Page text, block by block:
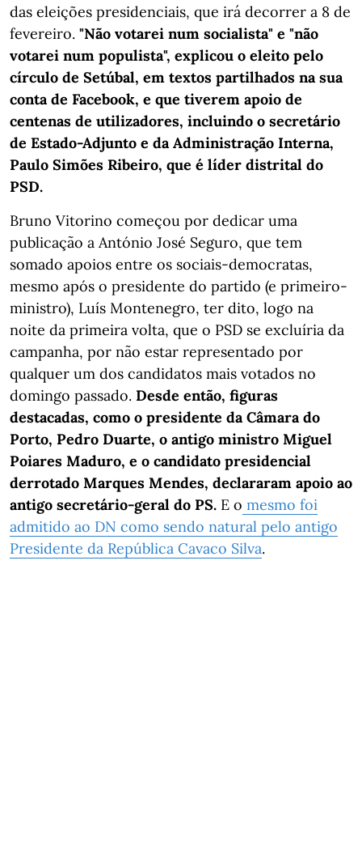
das eleições presidenciais, que irá decorrer a 8 de
fevereiro. "Não votarei num socialista" e "não
votarei num populista", explicou o eleito pelo
círculo de Setúbal, em textos partilhados na sua
conta de Facebook, e que tiverem apoio de
centenas de utilizadores, incluindo o secretário
de Estado-Adjunto e da Administração Interna,
Paulo Simões Ribeiro, que é líder distrital do
PSD.
Bruno Vitorino começou por dedicar uma
publicação a António José Seguro, que tem
somado apoios entre os sociais-democratas,
mesmo após o presidente do partido (e primeiro-
ministro), Luís Montenegro, ter dito, logo na
noite da primeira volta, que o PSD se excluíria da
campanha, por não estar representado por
qualquer um dos candidatos mais votados no
domingo passado. Desde então, figuras
destacadas, como o presidente da Câmara do
Porto, Pedro Duarte, o antigo ministro Miguel
Poiares Maduro, e o candidato presidencial
derrotado Marques Mendes, declararam apoio ao
antigo secretário-geral do PS. E o mesmo foi
admitido ao DN como sendo natural pelo antigo
Presidente da República Cavaco Silva.